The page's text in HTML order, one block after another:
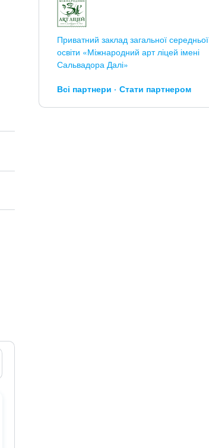
Приватний заклад загальної середньої
освіти «Міжнародний арт ліцей імені
Сальвадора Далі»
Всі партнери Стати партнером